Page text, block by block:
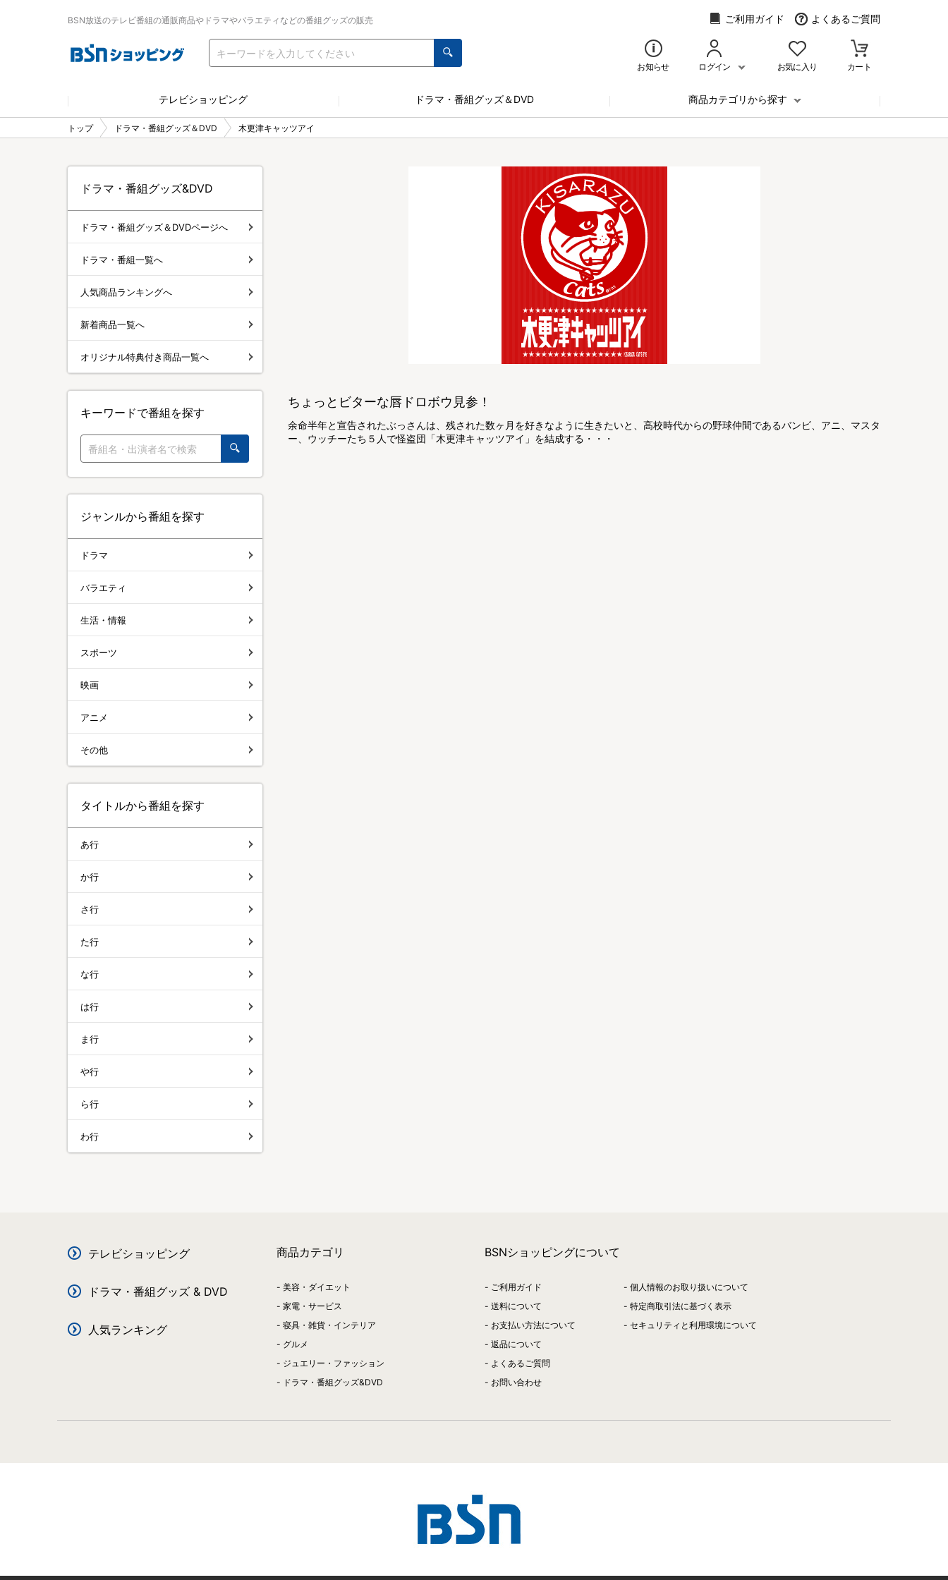
BSN放送のテレビ番組の通販商品やドラマやバラエティなどの番組グッズの販売 ご利用ガイド よくあるご質問
お知らせ ログイン お気に入り カート
テレビショッピング ドラマ・番組グッズ＆DVD 商品カテゴリから探す
トップ ドラマ・番組グッズ＆DVD 木更津キャッツアイ
ちょっとビターな唇ドロボウ見参！
余命半年と宣告されたぶっさんは、残された数ヶ月を好きなように生きたいと、高校時代からの野球仲間であるバンビ、アニ、マスタ
ー、ウッチーたち５人で怪盗団「木更津キャッツアイ」を結成する・・・
ドラマ・番組グッズ&DVD
ドラマ・番組グッズ＆DVDページへ
ドラマ・番組一覧へ
人気商品ランキングへ
新着商品一覧へ
オリジナル特典付き商品一覧へ
キーワードで番組を探す
ジャンルから番組を探す
ドラマ
バラエティ
生活・情報
スポーツ
映画
アニメ
その他
タイトルから番組を探す
あ行
か行
さ行
た行
な行
は行
ま行
や行
ら行
わ行
テレビショッピング
ドラマ・番組グッズ & DVD
人気ランキング
商品カテゴリ
美容・ダイエット
家電・サービス
寝具・雑貨・インテリア
グルメ
ジュエリー・ファッション
ドラマ・番組グッズ&DVD
BSNショッピングについて
ご利用ガイド
送料について
お支払い方法について
返品について
よくあるご質問
お問い合わせ
個人情報のお取り扱いについて
特定商取引法に基づく表示
セキュリティと利用環境について